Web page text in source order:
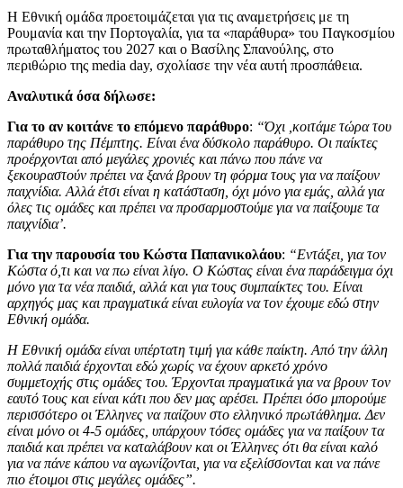
Η Εθνική ομάδα προετοιμάζεται για τις αναμετρήσεις με τη
Ρουμανία και την Πορτογαλία, για τα «παράθυρα» του Παγκοσμίου
πρωταθλήματος του 2027 και ο Βασίλης Σπανούλης, στο
περιθώριο της media day, σχολίασε την νέα αυτή προσπάθεια.
Αναλυτικά όσα δήλωσε:
Για το αν κοιτάνε το επόμενο παράθυρο: “Όχι ,κοιτάμε τώρα του
παράθυρο της Πέμπτης. Είναι ένα δύσκολο παράθυρο. Οι παίκτες
προέρχονται από μεγάλες χρονιές και πάνω που πάνε να
ξεκουραστούν πρέπει να ξανά βρουν τη φόρμα τους για να παίξουν
παιχνίδια. Αλλά έτσι είναι η κατάσταση, όχι μόνο για εμάς, αλλά για
όλες τις ομάδες και πρέπει να προσαρμοστούμε για να παίξουμε τα
παιχνίδια’.
Για την παρουσία του Κώστα Παπανικολάου: “Εντάξει, για τον
Κώστα ό,τι και να πω είναι λίγο. Ο Κώστας είναι ένα παράδειγμα όχι
μόνο για τα νέα παιδιά, αλλά και για τους συμπαίκτες του. Είναι
αρχηγός μας και πραγματικά είναι ευλογία να τον έχουμε εδώ στην
Εθνική ομάδα.
Η Εθνική ομάδα είναι υπέρτατη τιμή για κάθε παίκτη. Από την άλλη
πολλά παιδιά έρχονται εδώ χωρίς να έχουν αρκετό χρόνο
συμμετοχής στις ομάδες του. Έρχονται πραγματικά για να βρουν τον
εαυτό τους και είναι κάτι που δεν μας αρέσει. Πρέπει όσο μπορούμε
περισσότερο οι Έλληνες να παίζουν στο ελληνικό πρωτάθλημα. Δεν
είναι μόνο οι 4-5 ομάδες, υπάρχουν τόσες ομάδες για να παίξουν τα
παιδιά και πρέπει να καταλάβουν και οι Έλληνες ότι θα είναι καλό
για να πάνε κάπου να αγωνίζονται, για να εξελίσσονται και να πάνε
πιο έτοιμοι στις μεγάλες ομάδες”.